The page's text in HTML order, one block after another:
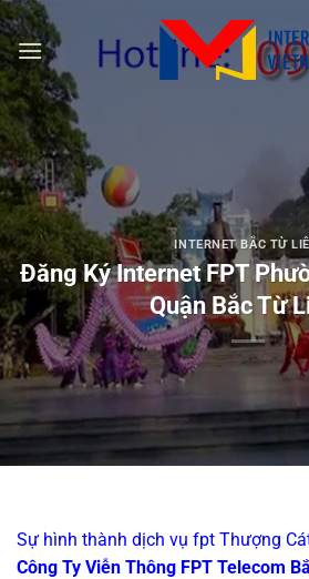
Chuyển
đến
nội
dung
INTERNET BẮC TỪ
Đăng Ký Internet FPT
Quận Bắc Từ
Sự hình thành dịch vụ fpt Thượng
Công Ty Viễn Thông FPT Telecom